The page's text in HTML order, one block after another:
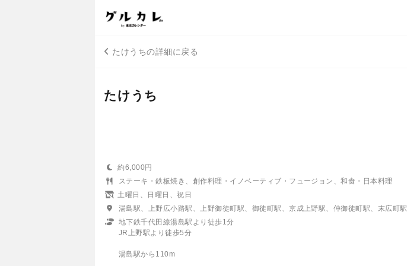
たけうちの詳細に戻る
たけうち
約6,000円
ステーキ・鉄板焼き、創作料理・イノベーティブ・フュージョン、和食・日本料理
土曜日、日曜日、祝日
湯島駅、上野広小路駅、上野御徒町駅、御徒町駅、京成上野駅、仲御徒町駅、末広町駅
地下鉄千代田線湯島駅より徒歩1分
JR上野駅より徒歩5分
湯島駅から110m